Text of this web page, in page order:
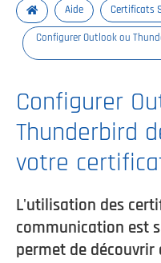
Aide Certificats
Configurer Outlook ou
Configurer
Thunderbird
votre
L'utilisation des
communication est
permet de